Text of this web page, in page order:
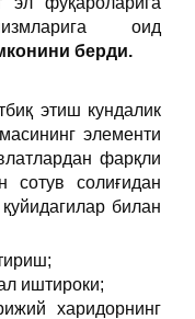
оид
берди.
этиш кундалик
элементи
фарқли
сотув солиғидан
билан
иштироки;
харидорнинг